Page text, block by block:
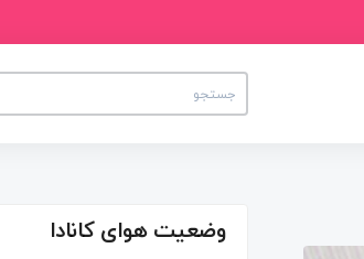
وضعیت هوای کانادا